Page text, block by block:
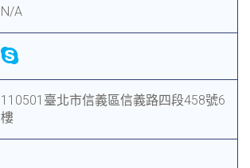
N/A
110501臺北市信義區信義路四段458號6
樓